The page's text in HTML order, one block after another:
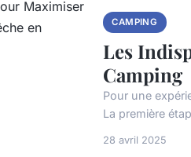
CAMPING
Les
Camping
Pour une
La première
28 avril 2025